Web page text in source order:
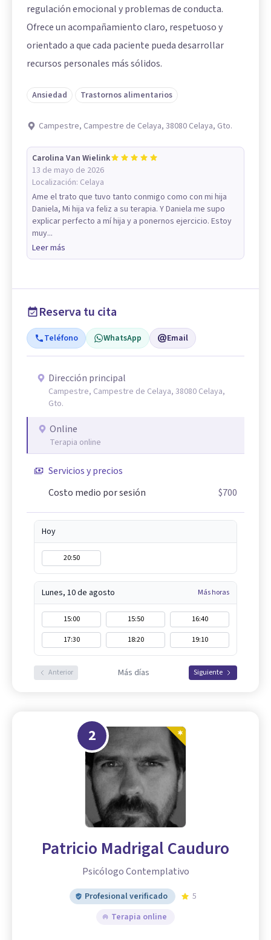
regulación emocional y problemas de conducta.
Ofrece un acompañamiento claro, respetuoso y
orientado a que cada paciente pueda desarrollar
recursos personales más sólidos.
Ansiedad Trastornos alimentarios
Campestre, Campestre de Celaya, 38080 Celaya, Gto.
Carolina Van Wielink
13 de mayo de 2026
Localización: Celaya
Ame el trato que tuvo tanto conmigo como con mi hija
Daniela, Mi hija va feliz a su terapia. Y Daniela me supo
explicar perfecto a mí hija y a ponernos ejercicio. Estoy
muy...
Leer más
Reserva tu cita
Teléfono WhatsApp Email
Dirección principal
Campestre, Campestre de Celaya, 38080 Celaya,
Gto.
Online
Terapia online
Servicios y precios
Costo medio por sesión
$700
Hoy
20:50
Lunes, 10 de agosto Más horas
15:00 15:50
16:40
17:30
18:20 19:10
Anterior Más días Siguiente
2
Patricio Madrigal Cauduro
Psicólogo Contemplativo
Profesional verificado
5
Terapia online